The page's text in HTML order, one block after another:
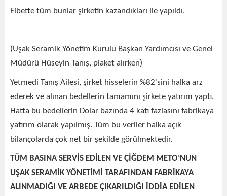
Elbette tüm bunlar şirketin kazandıkları ile yapıldı.
(Uşak Seramik Yönetim Kurulu Başkan Yardımcısı ve Genel
Müdürü Hüseyin Tanış, plaket alırken)
Yetmedi Tanış Ailesi, şirket hisselerin %82'sini halka arz
ederek ve alınan bedellerin tamamını şirkete yatırım yaptı.
Hatta bu bedellerin Dolar bazında 4 katı fazlasını fabrikaya
yatırım olarak yapılmış. Tüm bu veriler halka açık
bilançolarda çok net bir şekilde görülmektedir.
TÜM BASINA SERVİS EDİLEN VE ÇİĞDEM METO‘NUN
UŞAK SERAMİK YÖNETİMİ TARAFINDAN FABRİKAYA
ALINMADIĞI VE ARBEDE ÇIKARILDIĞI İDDİA EDİLEN